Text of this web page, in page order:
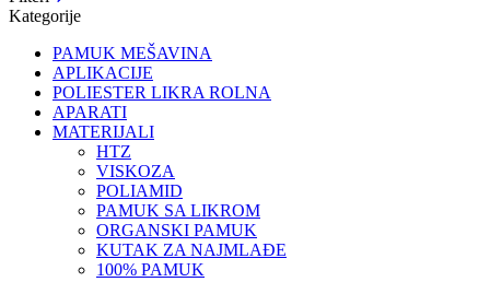
Kategorije
PAMUK MEŠAVINA
APLIKACIJE
POLIESTER LIKRA ROLNA
APARATI
MATERIJALI
HTZ
VISKOZA
POLIAMID
PAMUK SA LIKROM
ORGANSKI PAMUK
KUTAK ZA NAJMLAĐE
100% PAMUK